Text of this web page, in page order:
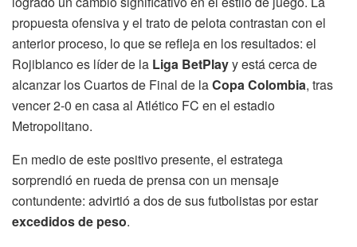
propuesta ofensiva y el trato de pelota contrastan con el
anterior proceso, lo que se refleja en los resultados: el
Rojiblanco es líder de la Liga BetPlayy está cerca de
alcanzar los Cuartos de Final de laCopa Colombia, tras
vencer 2-0 en casa al Atlético FC en el estadio
Metropolitano.
En medio de este positivo presente, el estratega
sorprendió en rueda de prensa con un mensaje
contundente: advirtió a dos de sus futbolistas por estar
excedidos de peso.